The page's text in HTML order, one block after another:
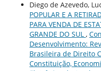
Diego de Azevedo,
POPULAR E A
PARA VENDA DE
GRANDE DO SUL ,
Desenvolvimento:
Brasileira de Direito
Constituição,